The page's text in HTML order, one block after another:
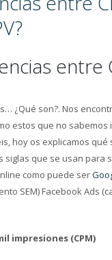
entre
¿Qué son?. Nos
estos que no sabemos
hoy os explicamos qué
siglas que se usan para
como puede ser
SEM) Facebook Ads
impresiones (CPM)